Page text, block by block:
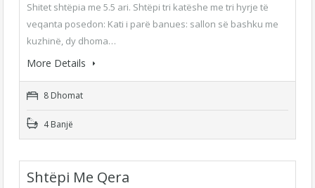
Shitet shtëpia me 5.5 ari. Shtëpi tri katëshe me tri hyrje të
veqanta posedon: Kati i parë banues: sallon së bashku me
kuzhinë, dy dhoma…
More Details
8 Dhomat
4 Banjë
Shtëpi Me Qera